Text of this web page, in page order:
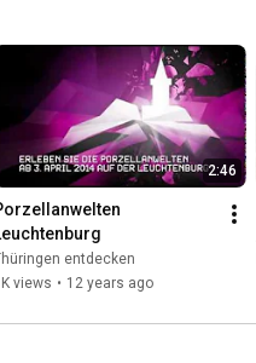
2:46
entdecken
views • 12 years ago